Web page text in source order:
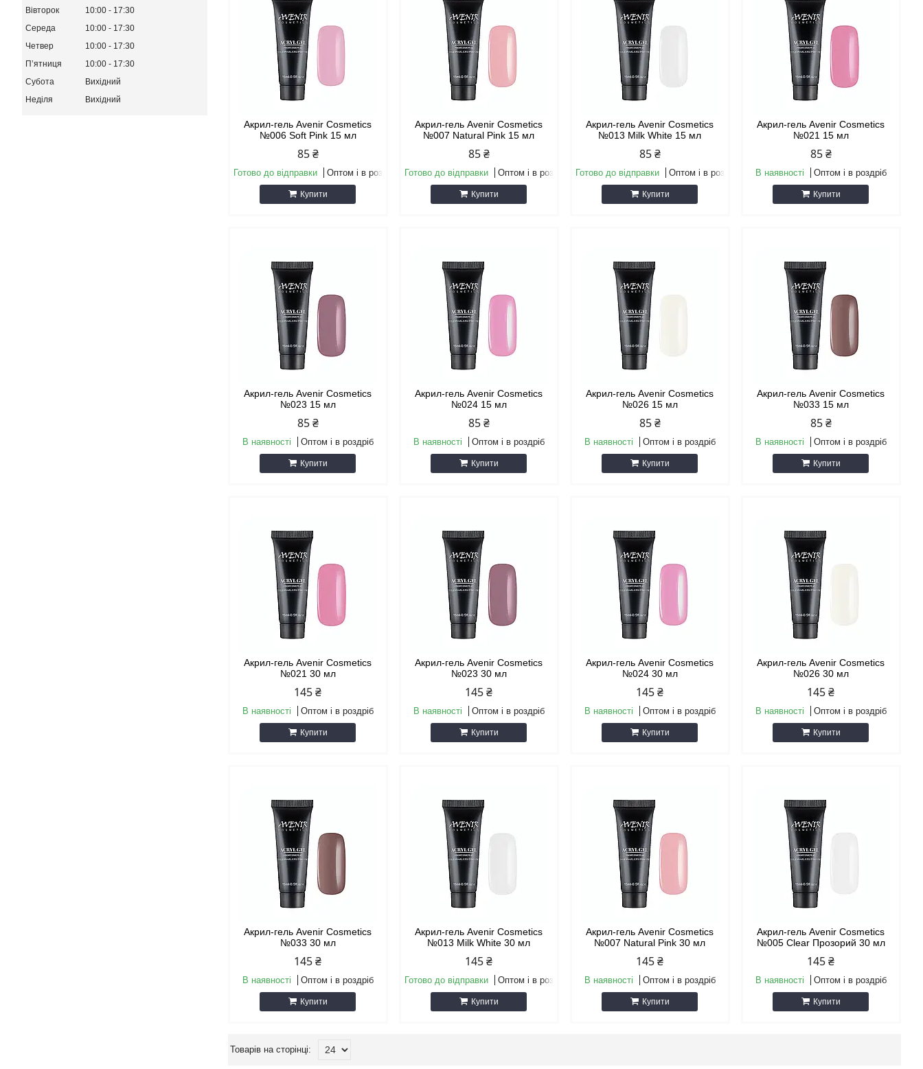
Акрил-гель Avenir Cosmetics
№006 Soft Pink 15 мл
85 ₴
Готово до відправки Оптом і в роздріб
Купити
Акрил-гель Avenir Cosmetics
№007 Natural Pink 15 мл
85 ₴
Готово до відправки Оптом і в роздріб
Купити
Акрил-гель Avenir Cosmetics
№013 Milk White 15 мл
85 ₴
Готово до відправки Оптом і в роздріб
Купити
Акрил-гель Avenir Cosmetics
№021 15 мл
85 ₴
В наявності Оптом і в роздріб
Купити
Акрил-гель Avenir Cosmetics
№023 15 мл
85 ₴
В наявності Оптом і в роздріб
Купити
Акрил-гель Avenir Cosmetics
№024 15 мл
85 ₴
В наявності Оптом і в роздріб
Купити
Акрил-гель Avenir Cosmetics
№026 15 мл
85 ₴
В наявності Оптом і в роздріб
Купити
Акрил-гель Avenir Cosmetics
№033 15 мл
85 ₴
В наявності Оптом і в роздріб
Купити
Акрил-гель Avenir Cosmetics
№021 30 мл
145 ₴
В наявності Оптом і в роздріб
Купити
Акрил-гель Avenir Cosmetics
№023 30 мл
145 ₴
В наявності Оптом і в роздріб
Купити
Акрил-гель Avenir Cosmetics
№024 30 мл
145 ₴
В наявності Оптом і в роздріб
Купити
Акрил-гель Avenir Cosmetics
№026 30 мл
145 ₴
В наявності Оптом і в роздріб
Купити
Акрил-гель Avenir Cosmetics
№033 30 мл
145 ₴
В наявності Оптом і в роздріб
Купити
Акрил-гель Avenir Cosmetics
№013 Milk White 30 мл
145 ₴
Готово до відправки Оптом і в роздріб
Купити
Акрил-гель Avenir Cosmetics
№007 Natural Pink 30 мл
145 ₴
В наявності Оптом і в роздріб
Купити
Акрил-гель Avenir Cosmetics
№005 Clear Прозорий 30 мл
145 ₴
В наявності Оптом і в роздріб
Купити
Вівторок
10:00
17:30
Середа
10:00
17:30
Четвер
10:00
17:30
Пʼятниця
10:00
17:30
Субота
Вихідний
Неділя
Вихідний